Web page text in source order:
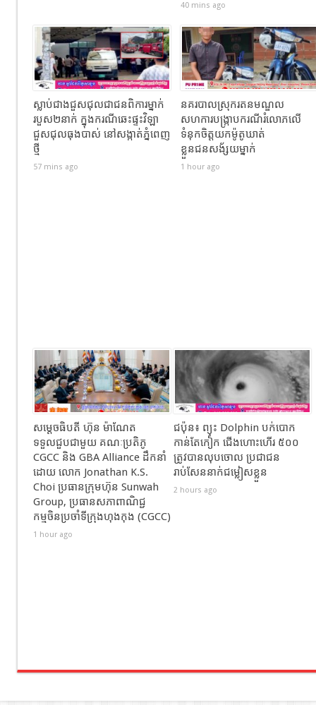
40 mins ago
ស្លាប់ជាងជួសជុលជាជនពិការម្នាក់
របួស២នាក់ ក្នុងករណីឆេះផ្ទះវិឡា
ជួសជុលធុងបាស់ នៅសង្កាត់ភ្នំពេញ
ថ្មី
57 mins ago
នគរបាលស្រុករតនមណ្ឌល
សហការបង្រ្កាបករណីរំលោភលើ
ទំនុកចិត្តយកម៉ូតូឃាត់
ខ្លួនជនសង័្សយម្នាក់
1 hour ago
សម្ដេចធិបតី ហ៊ុន ម៉ាណែត
ទទួលជួបជាមួយ គណៈប្រតិភូ
CGCC និង GBA Alliance ដឹកនាំ
ដោយ លោក Jonathan K.S.
Choi ប្រធានក្រុមហ៊ុន Sunwah
Group, ប្រធានសភាពាណិជ្ជ
កម្មចិនប្រចាំទីក្រុងហុងកុង (CGCC)
1 hour ago
ជប៉ុន៖ ព្យុះ Dolphin បក់បោក
កាន់តែកៀក ជើងហោះហើរ ៥០០
ត្រូវបានលុបចោល ប្រជាជន
រាប់សែននាក់ជម្លៀសខ្លួន
2 hours ago